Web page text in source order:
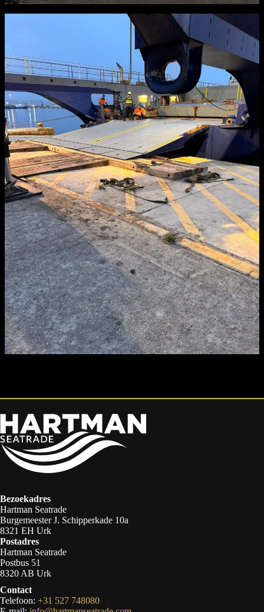
Bezoekadres
Hartman Seatrade
Burgemeester J. Schipperkade 10a
8321 EH Urk
Postadres
Hartman Seatrade
Postbus 51
8320 AB Urk
Contact
Telefoon: +31 527 748080